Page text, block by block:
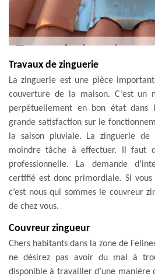
Travaux de zinguerie
La zinguerie est une pièce
couverture de la maison. C’est
perpétuellement en bon état
grande satisfaction sur le
la saison pluviale. La zinguerie
moindre tâche à effectuer. Il faut
professionnelle. La demande
certifié est donc primordiale. Si vous
c’est nous qui sommes le couvreur
de chez vous.
Couvreur zingueur
Chers habitants dans la zone de
ne désirez pas avoir du mal à
disponible à travailler d’une